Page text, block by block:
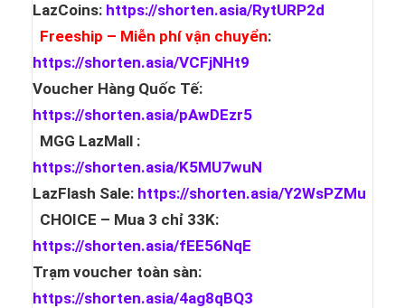
LazCoins: https://shorten.asia/RytURP2d
Freeship – Miễn phí vận chuyển:
https://shorten.asia/VCFjNHt9
Voucher Hàng Quốc Tế:
https://shorten.asia/pAwDEzr5
MGG LazMall :
https://shorten.asia/K5MU7wuN
LazFlash Sale: https://shorten.asia/Y2WsPZMu
CHOICE – Mua 3 chỉ 33K:
https://shorten.asia/fEE56NqE
Trạm voucher toàn sàn:
https://shorten.asia/4ag8qBQ3